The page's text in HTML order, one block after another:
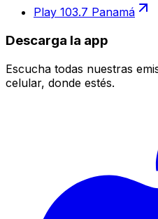
Play 103.7 Panamá
Descarga la app
Escucha todas nuestras
celular, donde estés.